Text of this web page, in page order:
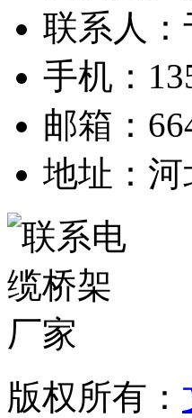
联系人：
手机：
邮箱：
地址：
版权所有：